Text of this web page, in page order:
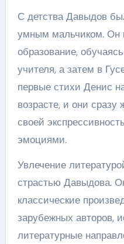
С детства Давыдов
умным мальчиком. Он
образование,
учителя, а затем в
первые стихи Денис
возрасте, и они
своей
эмоциями.
Увлечение
страстью Давыдова.
классические
зарубежных авторов,
литературные